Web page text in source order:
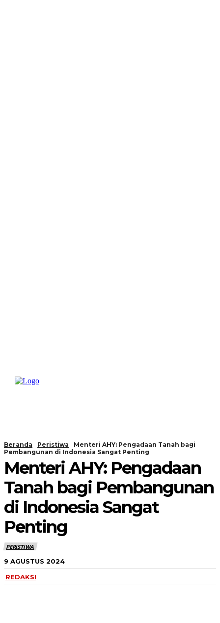
Beranda Peristiwa
Menteri AHY: Pengadaan Tanah bagi
Pembangunan di Indonesia Sangat Penting
Menteri AHY: Pengadaan
Tanah bagi Pembangunan
di Indonesia Sangat
Penting
PERISTIWA
9 AGUSTUS 2024
REDAKSI